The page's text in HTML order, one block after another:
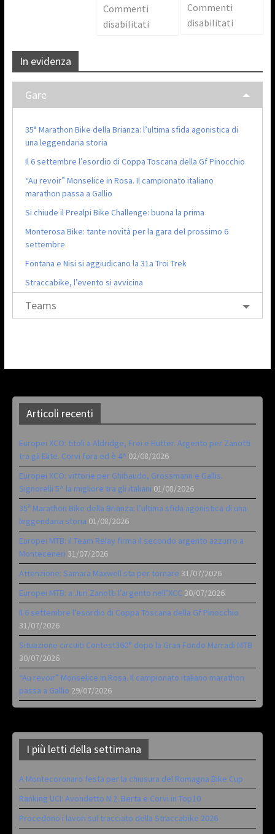
Commenti
disabilitati
Commenti
disabilitati
In evidenza
Gare
35ª Marathon Bike della Brianza: l’ultima sfida agonistica di
una leggendaria storia
Il 6 settembre l’esordio di Coppa Toscana della Gf Pinocchio
“Au revoir” Monselice in Rosa. Il campionato italiano
marathon passa a Gallio
Si chiude il Prealpi Bike Challenge: buona la prima
Monterosa Bike: tante novità per la gara del prossimo 6
settembre
Fontana e Nisi si aggiudicano la 31a Troi Trek
Straccabike, l’evento si avvicina
Teams
Articoli recenti
Europei XCO: titoli a Aldridge, Frei e Hutter. Argento per Zanotti
tra gli Elite. Corvi fora ed è 4^ 02/08/2026
Europei XCO: vittorie per Ghibaudo, Grossmann e Gallis.
Signorelli 5^ la migliore tra gli italiani 01/08/2026
35ª Marathon Bike della Brianza: l’ultima sfida agonistica di una
leggendaria storia 01/08/2026
Europei MTB: il Team Relay firma il secondo argento azzurro a
Monteceneri 31/07/2026
Attenzione: Samara Maxwell sta per tornare 31/07/2026
Europei MTB: a Juri Zanotti l’argento nell’XCC 30/07/2026
Il 6 settembre l’esordio di Coppa Toscana della Gf Pinocchio
31/07/2026
Situazione circuiti Contest360° dopo la Gran Fondo Marradi MTB
30/07/2026
“Au revoir” Monselice in Rosa. Il campionato italiano marathon
passa a Gallio 29/07/2026
I più letti della settimana
A Montecoronaro festa per la chiusura del Romagna Bike Cup
Ranking UCI: Avondetto N.2. Berta e Corvi in Top10
Procedono i lavori sul tracciato della Straccabike 2026